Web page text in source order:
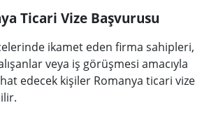
Ticari Vize Başvurusu
ikamet eden firma sahipleri,
veya iş görüşmesi amacıyla
edecek kişiler Romanya ticari vize